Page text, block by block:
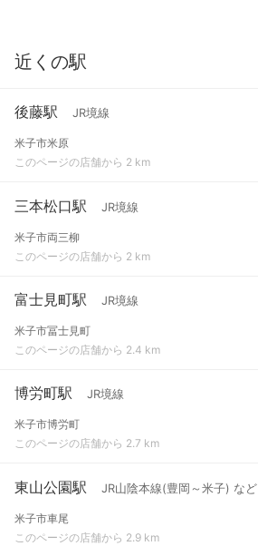
近くの駅
後藤駅 JR境線
米子市米原
このページの店舗から 2 km
三本松口駅 JR境線
米子市両三柳
このページの店舗から 2 km
富士見町駅 JR境線
米子市冨士見町
このページの店舗から 2.4 km
博労町駅 JR境線
米子市博労町
このページの店舗から 2.7 km
東山公園駅 JR山陰本線(豊岡～米子) など
米子市車尾
このページの店舗から 2.9 km